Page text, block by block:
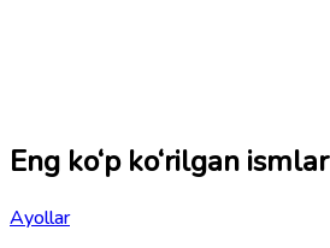
Eng ko‘p ko‘rilgan ismlar
Ayollar